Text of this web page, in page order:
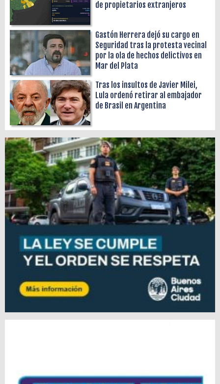
de propietarios extranjeros
Gastón Herrera dejó su cargo en
Seguridad tras la protesta vecinal
por la ola de hechos delictivos en
Mar del Plata
Tras los insultos de Javier Milei,
Lula ordenó retirar al embajador
de Brasil en Argentina